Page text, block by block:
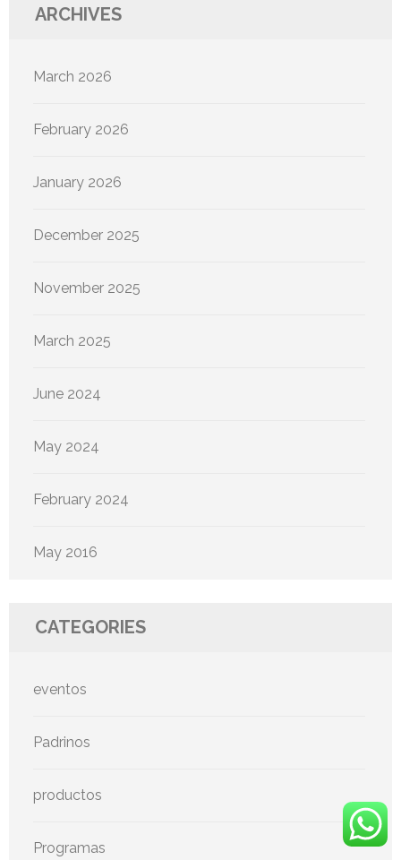
ARCHIVES
March 2026
February 2026
January 2026
December 2025
November 2025
March 2025
June 2024
May 2024
February 2024
May 2016
CATEGORIES
eventos
Padrinos
productos
Programas